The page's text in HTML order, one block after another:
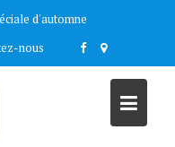
d'automne
nous